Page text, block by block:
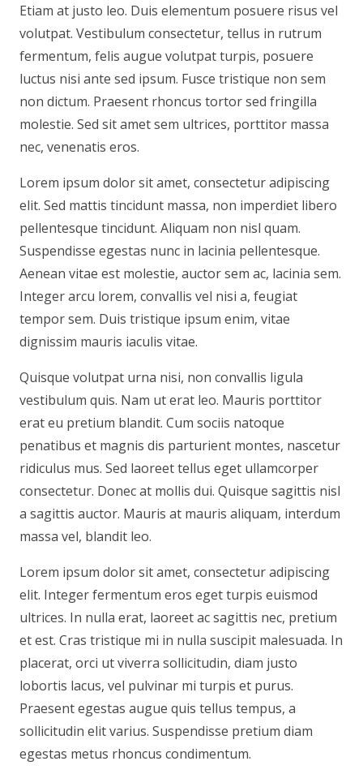
Etiam at justo leo. Duis elementum posuere risus vel
volutpat. Vestibulum consectetur, tellus in rutrum
fermentum, felis augue volutpat turpis, posuere
luctus nisi ante sed ipsum. Fusce tristique non sem
non dictum. Praesent rhoncus tortor sed fringilla
molestie. Sed sit amet sem ultrices, porttitor massa
nec, venenatis eros.
Lorem ipsum dolor sit amet, consectetur adipiscing
elit. Sed mattis tincidunt massa, non imperdiet libero
pellentesque tincidunt. Aliquam non nisl quam.
Suspendisse egestas nunc in lacinia pellentesque.
Aenean vitae est molestie, auctor sem ac, lacinia sem.
Integer arcu lorem, convallis vel nisi a, feugiat
tempor sem. Duis tristique ipsum enim, vitae
dignissim mauris iaculis vitae.
Quisque volutpat urna nisi, non convallis ligula
vestibulum quis. Nam ut erat leo. Mauris porttitor
erat eu pretium blandit. Cum sociis natoque
penatibus et magnis dis parturient montes, nascetur
ridiculus mus. Sed laoreet tellus eget ullamcorper
consectetur. Donec at mollis dui. Quisque sagittis nisl
a sagittis auctor. Mauris at mauris aliquam, interdum
massa vel, blandit leo.
Lorem ipsum dolor sit amet, consectetur adipiscing
elit. Integer fermentum eros eget turpis euismod
ultrices. In nulla erat, laoreet ac sagittis nec, pretium
et est. Cras tristique mi in nulla suscipit malesuada. In
placerat, orci ut viverra sollicitudin, diam justo
lobortis lacus, vel pulvinar mi turpis et purus.
Praesent egestas augue quis tellus tempus, a
sollicitudin elit varius. Suspendisse pretium diam
egestas metus rhoncus condimentum.